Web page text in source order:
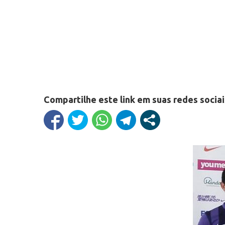
Compartilhe este link em suas redes